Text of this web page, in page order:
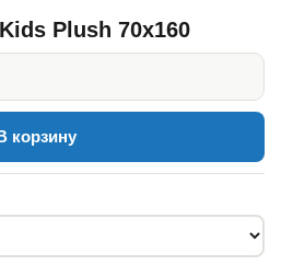
Plush 70x160
корзину